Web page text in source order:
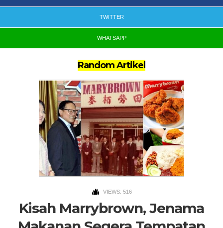
TWITTER
WHATSAPP
Random Artikel
VIEWS: 516
Kisah Marrybrown, Jenama